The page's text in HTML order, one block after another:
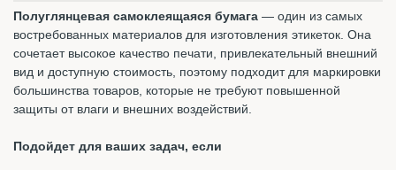
Полуглянцевая самоклеящаяся бумага — один из самых
востребованных материалов для изготовления этикеток. Она
сочетает высокое качество печати, привлекательный внешний
вид и доступную стоимость, поэтому подходит для маркировки
большинства товаров, которые не требуют повышенной
защиты от влаги и внешних воздействий.
Подойдет для ваших задач, если